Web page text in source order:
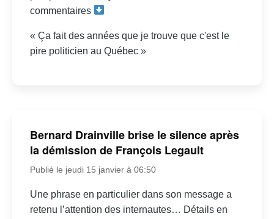
commentaires
« Ça fait des années que je trouve que c'est le
pire politicien au Québec »
Bernard Drainville brise le silence après
la démission de François Legault
Publié le jeudi 15 janvier à 06:50
Une phrase en particulier dans son message a
retenu l’attention des internautes… Détails en